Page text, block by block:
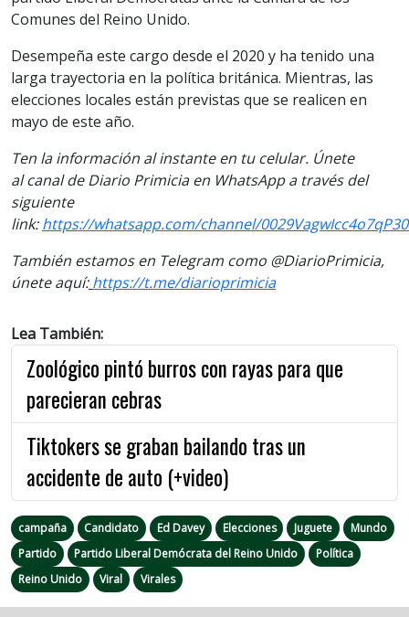
Comunes del Reino Unido.
Desempeña este cargo desde el 2020 y ha tenido una
larga trayectoria en la política británica. Mientras, las
elecciones locales están previstas que se realicen en
mayo de este año.
Ten la información al instante en tu celular. Únete
al canal de Diario Primicia en WhatsApp a través del
siguiente
link:https://whatsapp.com/channel/
También estamos en Telegram como @DiarioPrimicia,
únete aquí: https://t.me/diarioprimicia
Lea También:
Zoológico pintó burros con rayas para que
parecieran cebras
Tiktokers se graban bailando tras un
accidente de auto (+video)
campaña Candidato Ed Davey Elecciones Juguete
Mundo
Partido
Partido Liberal Demócrata del Reino Unido
Política
Reino Unido
Viral Virales